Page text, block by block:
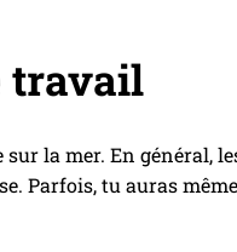
travail
la mer. En général,
Parfois, tu auras